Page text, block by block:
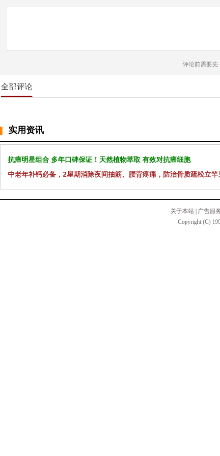
评论前需要先
全部评论
实用资讯
抗癌明星组合 多年口碑保证！天然植物萃取 有效对抗癌细胞
中老年补钙必备，2星期消除夜间抽筋、腰背疼痛，防治骨质疏松立竿
关于本站
广告服
Copyright (C)